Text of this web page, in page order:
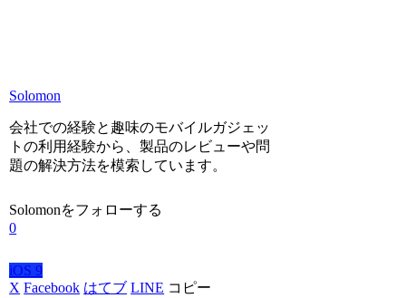
Solomon
会社での経験と趣味のモバイルガジェッ
トの利用経験から、製品のレビューや問
題の解決方法を模索しています。
Solomonをフォローする
0
iOS 9
X Facebook はてブ LINE コピー